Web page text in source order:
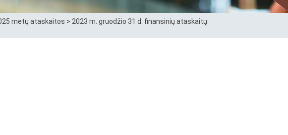
metų ataskaitos > 2023 m. gruodžio 31 d. finansinių ataskaitų